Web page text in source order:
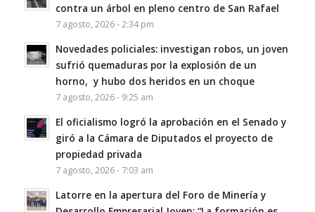
contra un árbol en pleno centro de San Rafael
7 agosto, 2026 - 2:34 pm
Novedades policiales: investigan robos, un joven
sufrió quemaduras por la explosión de un
horno, y hubo dos heridos en un choque
7 agosto, 2026 - 9:25 am
El oficialismo logró la aprobación en el Senado y
giró a la Cámara de Diputados el proyecto de
propiedad privada
7 agosto, 2026 - 7:03 am
Latorre en la apertura del Foro de Minería y